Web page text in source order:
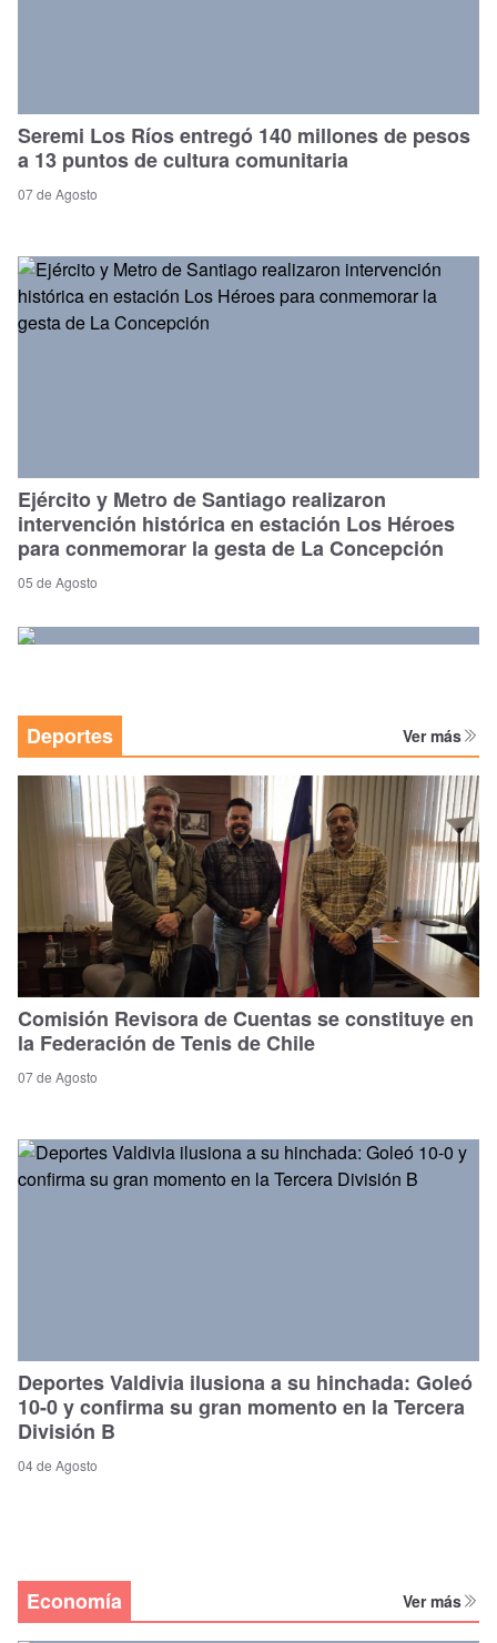
Seremi Los Ríos entregó 140 millones de pesos
a 13 puntos de cultura comunitaria
07 de Agosto
Ejército y Metro de Santiago realizaron
intervención histórica en estación Los Héroes
para conmemorar la gesta de La Concepción
05 de Agosto
Deportes Ver más
Comisión Revisora de Cuentas se constituye en
la Federación de Tenis de Chile
07 de Agosto
Deportes Valdivia ilusiona a su hinchada: Goleó
10-0 y confirma su gran momento en la Tercera
División B
04 de Agosto
Economía Ver más